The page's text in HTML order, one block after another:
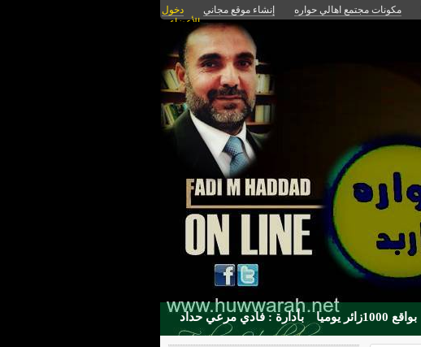
مكونات مجتمع اهالي حواره إنشاء موقع مجاني
دخول
الأعضاء
بواقع 1000زائر يوميا بأدارة : فادي مرعي حداد